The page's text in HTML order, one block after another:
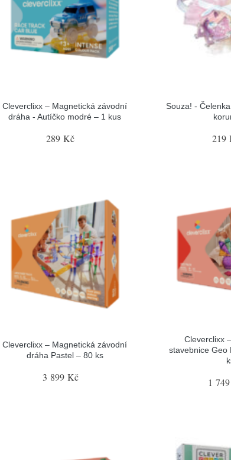
Cleverclixx – Magnetická závodní
dráha - Autíčko modré – 1 kus
289 Kč
Souza! -
219
Cleverclixx – Magnetická závodní
dráha Pastel – 80 ks
3 899 Kč
Cleverclixx
stavebnice Geo
1